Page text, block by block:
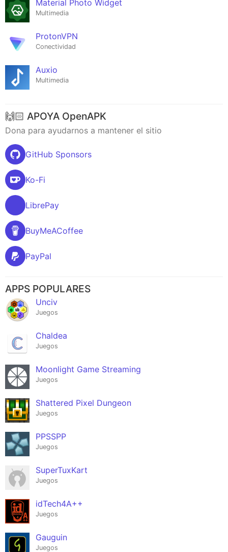
Material Photo Widget
Multimedia
ProtonVPN
Conectividad
Auxio
Multimedia
🙌🏻 APOYA OpenAPK
Dona para ayudarnos a mantener el sitio
GitHub Sponsors
Ko-Fi
LibrePay
BuyMeACoffee
PayPal
APPS POPULARES
Unciv
Juegos
Chaldea
Juegos
Moonlight Game Streaming
Juegos
Shattered Pixel Dungeon
Juegos
PPSSPP
Juegos
SuperTuxKart
Juegos
idTech4A++
Juegos
Gauguin
Juegos